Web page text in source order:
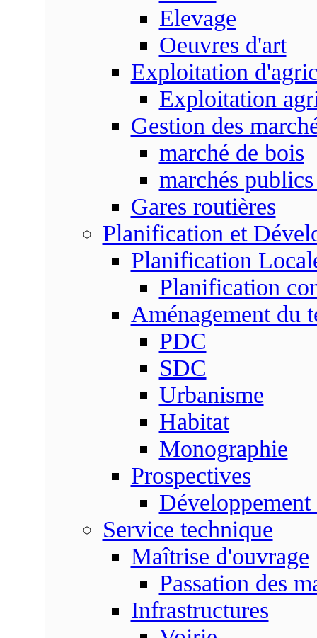
Elevage
Oeuvres d'art
Exploitation
Exploitation
Gestion des
marché de bois
marchés
Gares routières
Planification et
Planification
Planification
Aménagement du
PDC
SDC
Urbanisme
Habitat
Monographie
Prospectives
Développement
Service technique
Maîtrise d'ouvrage
Passation des
Infrastructures